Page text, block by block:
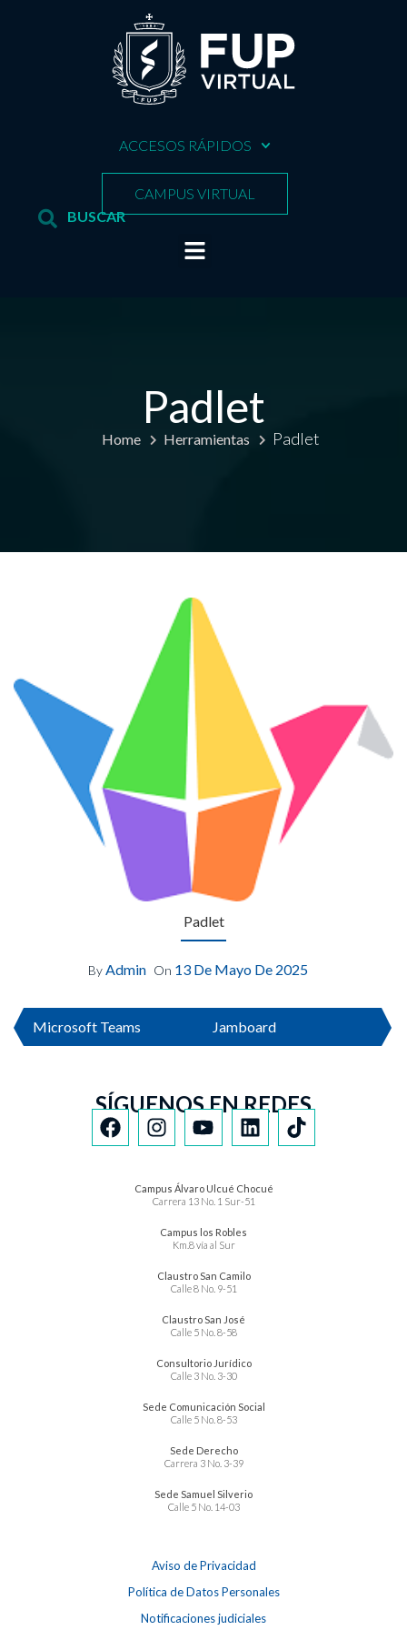
ACCESOS RÁPIDOS
CAMPUS VIRTUAL
Padlet
Home Herramientas Padlet
Padlet
By Admin On 13 De Mayo De 2025
Microsoft Teams Jamboard
SÍGUENOS EN REDES
Campus Álvaro Ulcué Chocué
Carrera 13 No. 1 Sur-51
Campus los Robles
Km.8 vía al Sur
Claustro San Camilo
Calle 8 No. 9-51
Claustro San José
Calle 5 No. 8-58
Consultorio Jurídico
Calle 3 No. 3-30
Sede Comunicación Social
Calle 5 No. 8-53
Sede Derecho
Carrera 3 No. 3-39
Sede Samuel Silverio
Calle 5 No. 14-03
Aviso de Privacidad
Política de Datos Personales
Notificaciones judiciales